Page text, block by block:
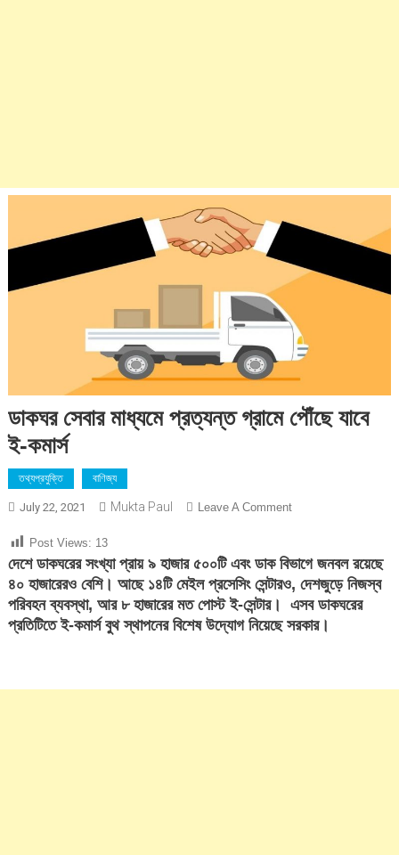
ডাকঘর সেবার মাধ্যমে প্রত্যন্ত গ্রামে পৌঁছে যাবে
ই-কমার্স
তথ্যপ্রযুক্তি বাণিজ্য
July 22, 2021 Mukta Paul Leave A CommentOn
মাধ্যমে
প্রত্যন্ত
গ্রামে
পৌঁছে
কমার্স
Post Views: 13
দেশে ডাকঘরের সংখ্যা প্রায় ৯ হাজার ৫০০টি এবং ডাক বিভাগে জনবল রয়েছে
৪০ হাজারেরও বেশি। আছে ১৪টি মেইল প্রসেসিং সেন্টারও, দেশজুড়ে নিজস্ব
পরিবহন ব্যবস্থা, আর ৮ হাজারের মত পোস্ট ই-সেন্টার। এসব ডাকঘরের
প্রতিটিতে ই-কমার্স বুথ স্থাপনের বিশেষ উদ্যোগ নিয়েছে সরকার।